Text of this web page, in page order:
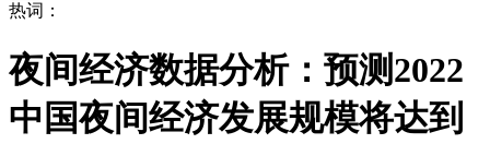
热词：
夜间经济数据分析：预测2022
中国夜间经济发展规模将达到